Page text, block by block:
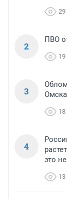
29
2
ПВО
19
3
18
4
это
13